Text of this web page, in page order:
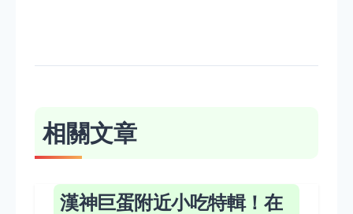
相關文章
漢神巨蛋附近小吃特輯！在